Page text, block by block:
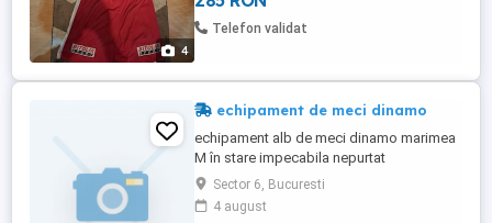
4
Telefon validat
echipament de meci dinamo
echipament alb de meci dinamo marimea
M în stare impecabila nepurtat
Sector 6, Bucuresti
4 august